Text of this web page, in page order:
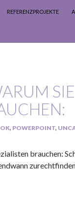
REFERENZPROJEKTE
, POWERPOINT,
brauchen: